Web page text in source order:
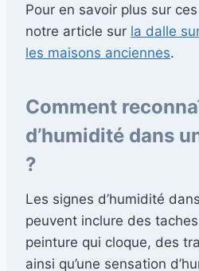
Pour en savoir plus sur
notre article sur la dalle
les maisons anciennes.
Comment
d’humidité dans
?
Les signes d’humidité
peuvent inclure des
peinture qui cloque, des
ainsi qu’une sensation